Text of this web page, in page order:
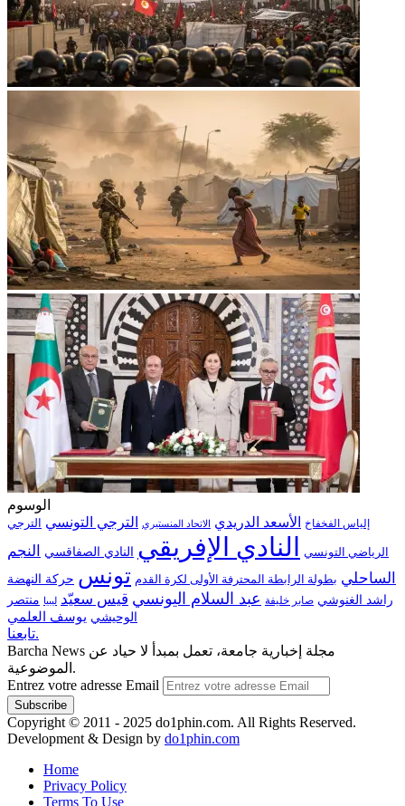
الوسوم
إلياس الفخفاخ الأسعد الدريدي الاتحاد المنستيري الترجي التونسي الترجي
الرياضي التونسي النادي الإفريقي النادي الصفاقسي
النجم
الساحلي بطولة الرابطة المحترفة الأولى لكرة القدم تونس حركة النهضة
راشد الغنوشي صابر خليفة عبد السلام اليونسي قيس سعيّد ليبيا
منتصر
الوحيشي يوسف العلمي
تابعنا.
Barcha News مجلة إخبارية جامعة، تعمل بمبدأ لا حياد عن
الموضوعية.
Entrez votre adresse Email
Copyright © 2011 - 2025 do1phin.com. All Rights Reserved.
Development & Design by do1phin.com
Home
Privacy Policy
Terms To Use